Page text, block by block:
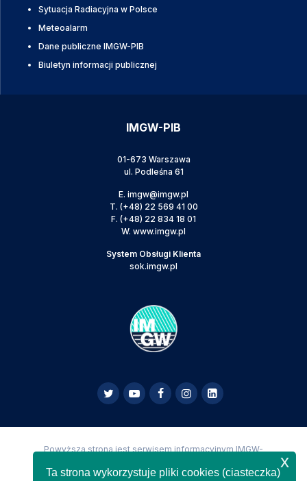
Sytuacja Radiacyjna w Polsce
Meteoalarm
Dane publiczne IMGW-PIB
Biuletyn informacji publicznej
IMGW-PIB
01-673 Warszawa
ul. Podleśna 61
E. imgw@imgw.pl
T. (+48) 22 569 41 00
F. (+48) 22 834 18 01
W. www.imgw.pl
System Obsługi Klienta
sok.imgw.pl
Powyższa strona jest serwisem informacyjnym IMGW-
Copyright IMGW-PIB Wszelkie prawa zastrzeżone
Ta strona wykorzystuje pliki cookies (ciasteczka)
x